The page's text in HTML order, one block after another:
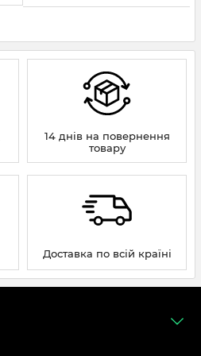
14 днів на повернення
товару
Доставка по всій країні